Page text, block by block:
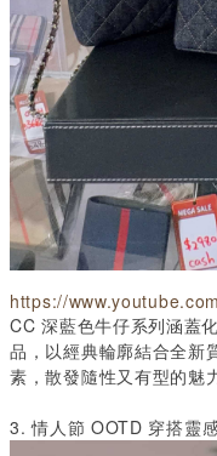
https://
CC深藍色牛仔系列涵蓋
品，以經典輪廓結合全新
素，散發隨性又有型的魅力
3. 情人節 OOTD 穿搭靈